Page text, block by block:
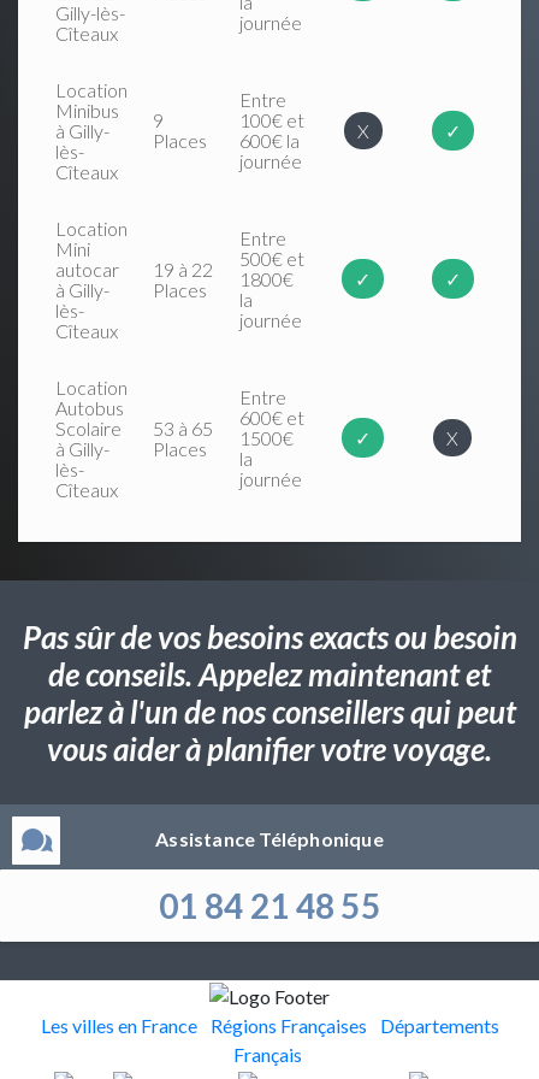
Gilly-lès-
Cîteaux
journée
Location
Minibus
à Gilly-
lès-
Cîteaux
9
Places
Entre
100€ et
600€ la
journée
X ✓
Location
Mini
autocar
à Gilly-
lès-
Cîteaux
19 à 22
Places
Entre
500€ et
1800€
la
journée
✓ ✓
Location
Autobus
Scolaire
à Gilly-
lès-
Cîteaux
53 à 65
Places
Entre
600€ et
1500€
la
journée
✓ X
Pas sûr de vos besoins exacts ou besoin
de conseils. Appelez maintenant et
parlez à l'un de nos conseillers qui peut
vous aider à planifier votre voyage.
Assistance Téléphonique
01 84 21 48 55
Les villes en France Régions Françaises
Départements
Français